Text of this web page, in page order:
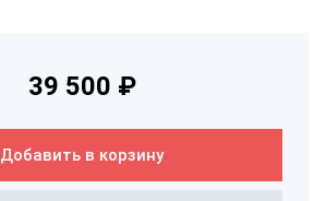
39 500 ₽
Добавить в корзину